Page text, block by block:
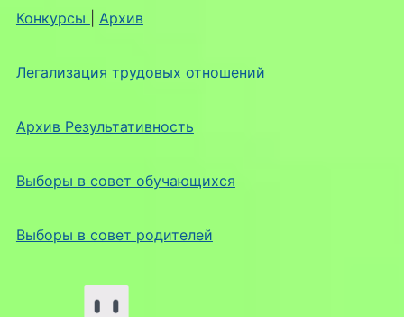
Конкурсы Архив
Легализация трудовых отношений
Архив Результативность
Выборы в совет обучающихся
Выборы в совет родителей